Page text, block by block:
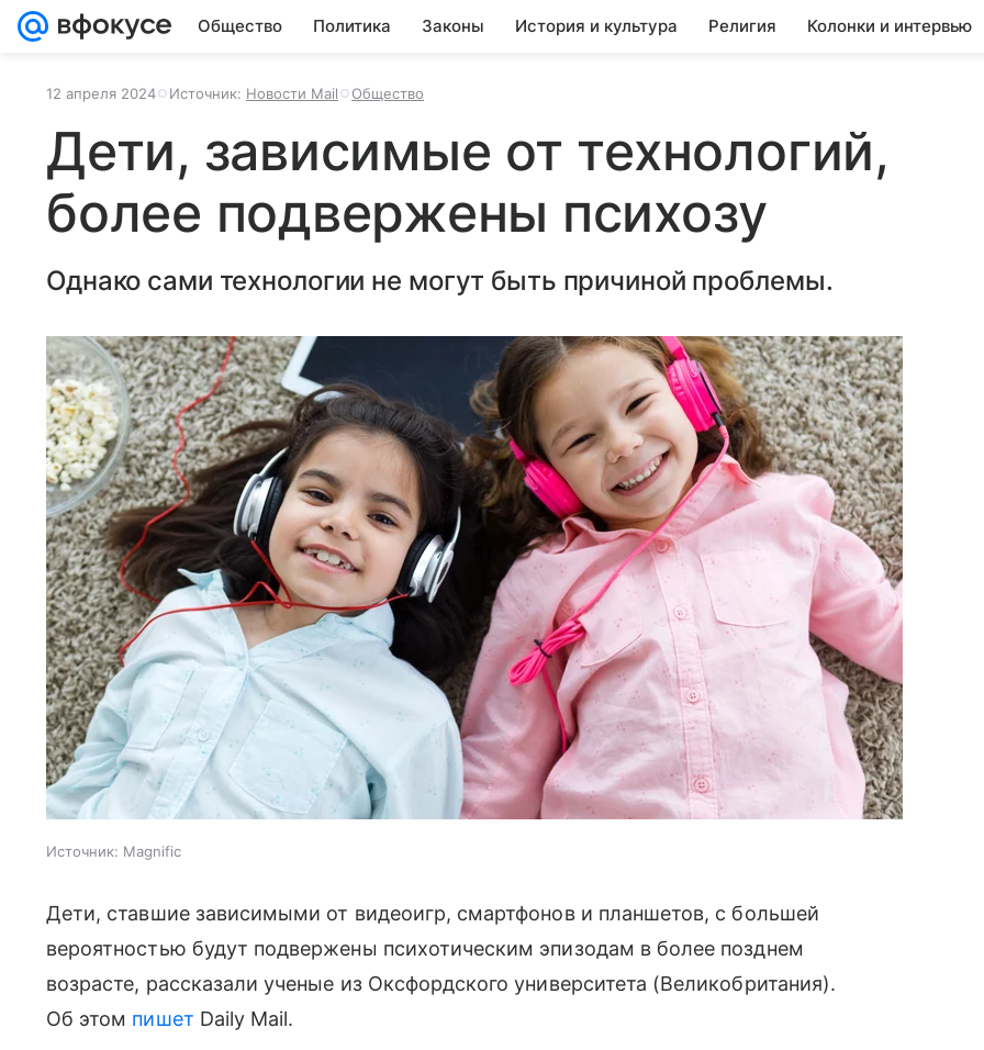
Общество Политика Законы История и культура Религия Колонки и интервью
12 апреля 2024 Источник: Новости Mail Общество
Дети, зависимые от технологий,
более подвержены психозу
Однако сами технологии не могут быть причиной проблемы.
Источник: Magnific
Дети, ставшие зависимыми от видеоигр, смартфонов и планшетов, с большей
вероятностью будут подвержены психотическим эпизодам в более позднем
возрасте, рассказали ученые из Оксфордского университета (Великобритания).
Об этом пишет Daily Mail.